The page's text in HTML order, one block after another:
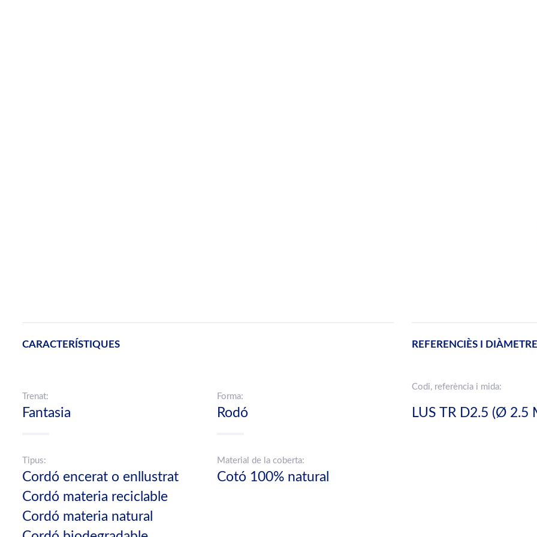
CARACTERÍSTIQUES
Trenat:
Fantasia
Forma:
Rodó
Tipus:
Cordó encerat o enllustrat
Cordó materia reciclable
Cordó materia natural
Material de la coberta:
Cotó 100% natural
REFERENCIÈS I
Codi, referència i mida:
LUS TR D2.5 (Ø 2.5